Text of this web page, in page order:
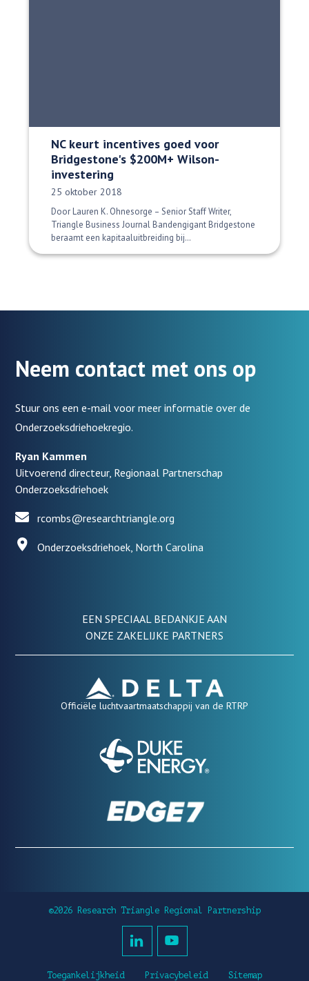
NC keurt incentives goed voor
Bridgestone's $200M+ Wilson-
investering
Datum gepubliceerd:
25 oktober 2018
Door Lauren K. Ohnesorge – Senior Staff Writer,
Triangle Business Journal Bandengigant Bridgestone
beraamt een kapitaaluitbreiding bij…
Neem contact met ons op
Stuur ons een e-mail voor meer informatie over de
Onderzoeksdriehoekregio.
Ryan Kammen
Uitvoerend directeur, Regionaal Partnerschap
Onderzoeksdriehoek
rcombs@researchtriangle.org
Onderzoeksdriehoek, North Carolina
EEN SPECIAAL BEDANKJE AAN
ONZE ZAKELIJKE PARTNERS
Officiële luchtvaartmaatschappij van de RTRP
©2026 Research Triangle Regional Partnership
Toegankelijkheid Privacybeleid Sitemap